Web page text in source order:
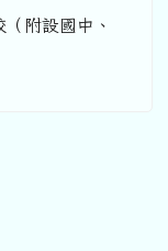
附設國中、